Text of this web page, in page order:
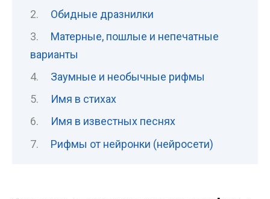
Обидные дразнилки
Матерные, пошлые и непечатные
варианты
Заумные и необычные рифмы
Имя в стихах
Имя в известных песнях
Рифмы от нейронки (нейросети)